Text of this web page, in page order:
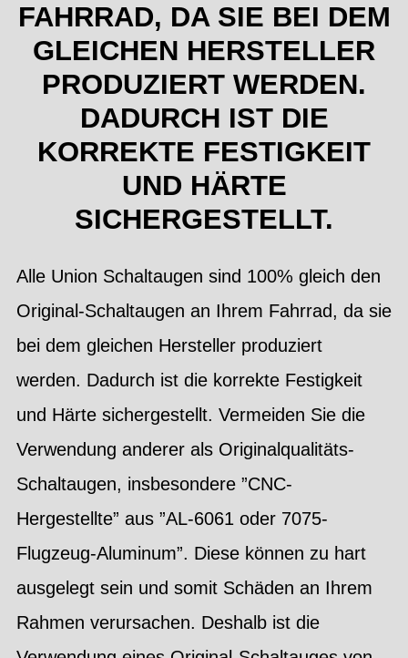
FAHRRAD, DA SIE BEI DEM
GLEICHEN HERSTELLER
PRODUZIERT WERDEN.
DADURCH IST DIE
KORREKTE FESTIGKEIT
UND HÄRTE
SICHERGESTELLT.
Alle Union Schaltaugen sind 100% gleich den
Original-Schaltaugen an Ihrem Fahrrad, da sie
bei dem gleichen Hersteller produziert
werden. Dadurch ist die korrekte Festigkeit
und Härte sichergestellt. Vermeiden Sie die
Verwendung anderer als Originalqualitäts-
Schaltaugen, insbesondere ”CNC-
Hergestellte” aus ”AL-6061 oder 7075-
Flugzeug-Aluminum”. Diese können zu hart
ausgelegt sein und somit Schäden an Ihrem
Rahmen verursachen. Deshalb ist die